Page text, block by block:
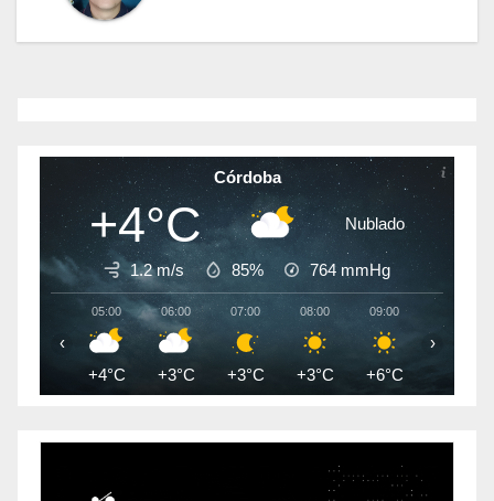
Córdoba
+4°C Nublado
1.2 m/s 85% 764 mmHg
05:00
+4°C
06:00
+3°C
07:00
+3°C
08:00
+3°C
09:00
+6°C +9°C
‹ ›